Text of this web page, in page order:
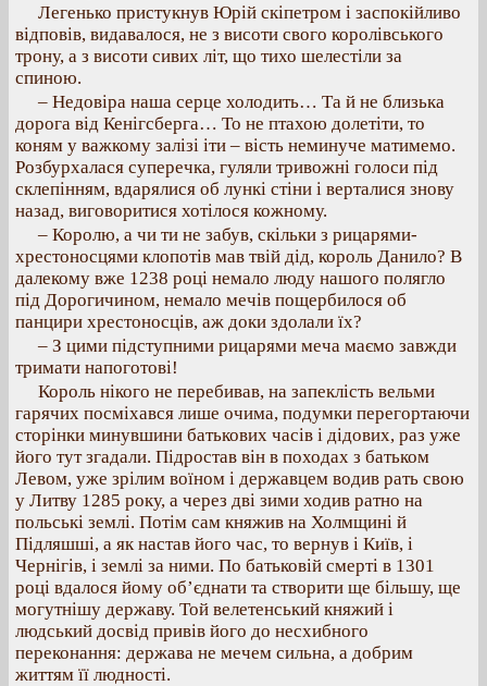
Легенько пристукнув Юрій скіпетром і заспокійливо
відповів, видавалося, не з висоти свого королівського
трону, а з висоти сивих літ, що тихо шелестіли за
спиною.
– Недовіра наша серце холодить… Та й не близька
дорога від Кенігсберга… То не птахою долетіти, то
коням у важкому залізі іти – вість неминуче матимемо.
Розбурхалася суперечка, гуляли тривожні голоси під
склепінням, вдарялися об лункі стіни і верталися знову
назад, виговоритися хотілося кожному.
– Королю, а чи ти не забув, скільки з рицарями-
хрестоносцями клопотів мав твій дід, король Данило? В
далекому вже 1238 році немало люду нашого полягло
під Дорогичином, немало мечів пощербилося об
панцири хрестоносців, аж доки здолали їх?
– З цими підступними рицарями меча маємо завжди
тримати напоготові!
Король нікого не перебивав, на запеклість вельми
гарячих посміхався лише очима, подумки перегортаючи
сторінки минувшини батькових часів і дідових, раз уже
його тут згадали. Підростав він в походах з батьком
Левом, уже зрілим воїном і державцем водив рать свою
у Литву 1285 року, а через дві зими ходив ратно на
польські землі. Потім сам княжив на Холмщині й
Підляшші, а як настав його час, то вернув і Київ, і
Чернігів, і землі за ними. По батьковій смерті в 1301
році вдалося йому об’єднати та створити ще більшу, ще
могутнішу державу. Той велетенський княжий і
людський досвід привів його до несхибного
переконання: держава не мечем сильна, а добрим
життям її людності.